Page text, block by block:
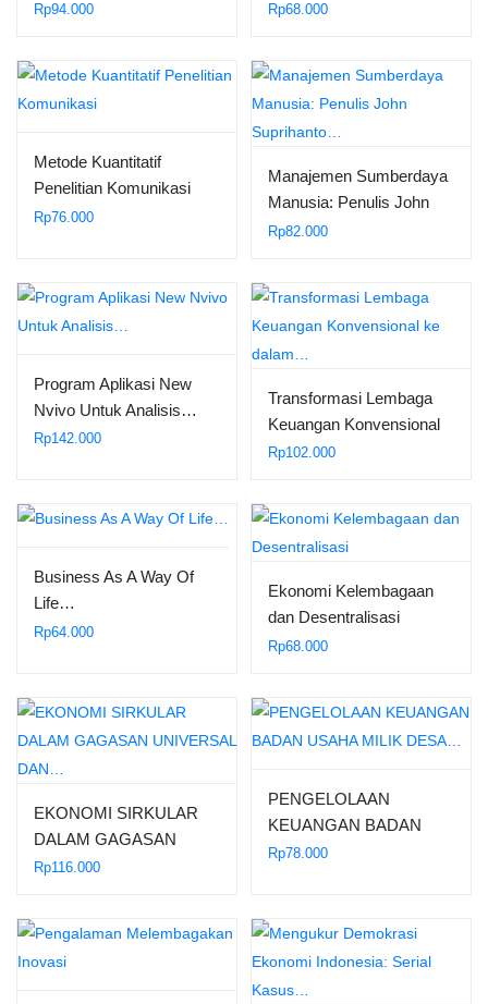
Rp94.000 Rp68.000
Metode Kuantitatif
Penelitian Komunikasi
Rp76.000
Manajemen Sumberdaya
Manusia: Penulis John
Suprihanto…
Rp82.000
Program Aplikasi New
Nvivo Untuk Analisis…
Rp142.000
Transformasi Lembaga
Keuangan Konvensional
ke dalam…
Rp102.000
Business As A Way Of
Life…
Rp64.000
Ekonomi Kelembagaan
dan Desentralisasi
Rp68.000
EKONOMI SIRKULAR
DALAM GAGASAN
UNIVERSAL DAN…
Rp116.000
PENGELOLAAN
KEUANGAN BADAN
USAHA MILIK DESA…
Rp78.000